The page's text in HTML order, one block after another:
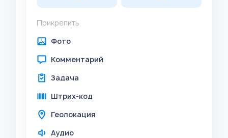
Прикрепить
Фото
Комментарий
Задача
Штрих-код
Геолокация
Аудио